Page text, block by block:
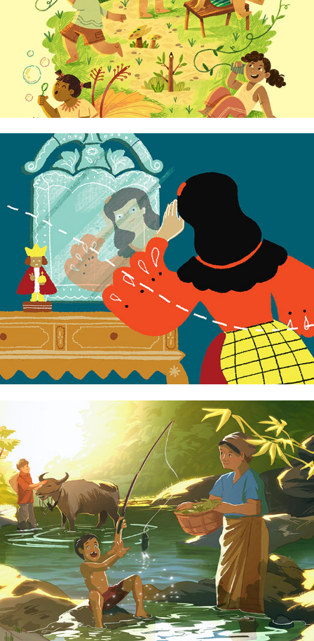
Asa Montenejo
Biyahe ni Raya